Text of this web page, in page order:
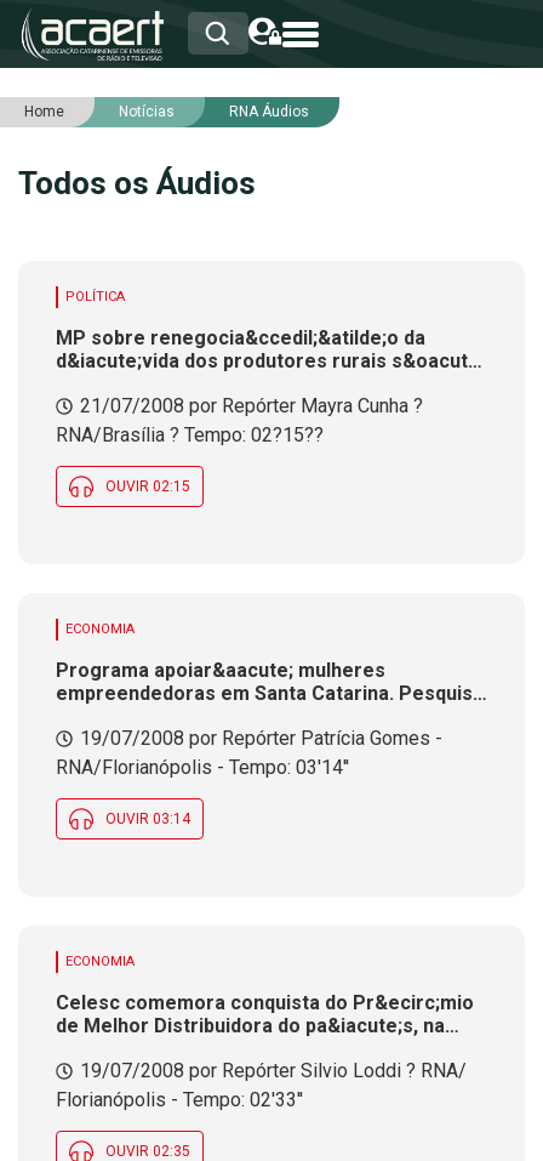
HOME
ASSOCIADOS
SERVIÇOS
Home Notícias RNA Áudios
Todos os Áudios
POLÍTICA
MP sobre renegocia&ccedil;&atilde;o da
d&iacute;vida dos produtores rurais s&oacute;
j&aacute; foram feitos acertos com o governo
21/07/2008 por Repórter Mayra Cunha ?
RNA/Brasília ? Tempo: 02?15??
OUVIR 02:15
ECONOMIA
Programa apoiar&aacute; mulheres
empreendedoras em Santa Catarina. Pesquisa
administra&ccedil;&atilde;o dos
empreendimentos
19/07/2008 por Repórter Patrícia Gomes -
RNA/Florianópolis - Tempo: 03'14''
OUVIR 03:14
ECONOMIA
Celesc comemora conquista do Pr&ecirc;mio
de Melhor Distribuidora do pa&iacute;s, na
19/07/2008 por Repórter Silvio Loddi ? RNA/
Florianópolis - Tempo: 02'33''
OUVIR 02:35